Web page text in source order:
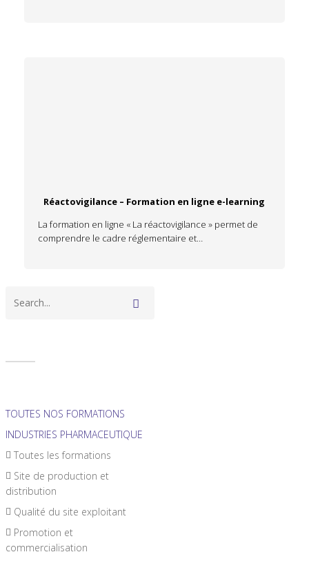
Réactovigilance – Formation en ligne e-learning
La formation en ligne « La réactovigilance » permet de
comprendre le cadre réglementaire et…
TOUTES NOS FORMATIONS
INDUSTRIES PHARMACEUTIQUE
Toutes les formations
Site de production et
distribution
Qualité du site exploitant
Promotion et
commercialisation